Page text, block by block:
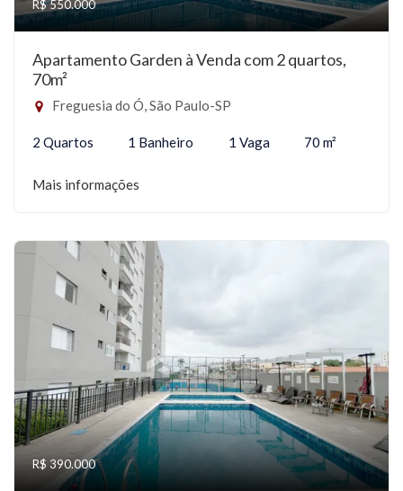
R$ 550.000
Apartamento Garden à Venda com 2 quartos,
70m²
Freguesia do Ó, São Paulo-SP
2 Quartos 1 Banheiro 1 Vaga 70 m²
Mais informações
R$ 390.000